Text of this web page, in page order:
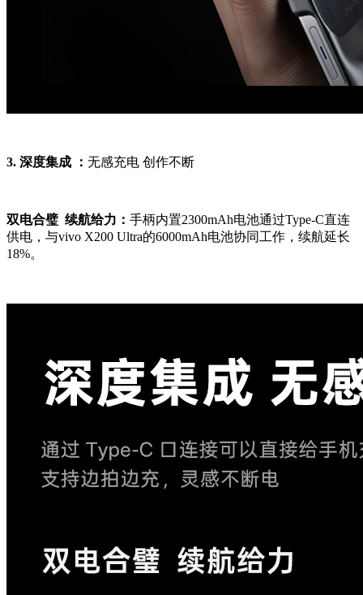
3. 深度集成 ： 无感充电 创作不断
双电合璧 续航给力： 手柄内置2300mAh电池通过Type-C直连
供电，与vivo X200 Ultra的6000mAh电池协同工作，续航延长
18%。